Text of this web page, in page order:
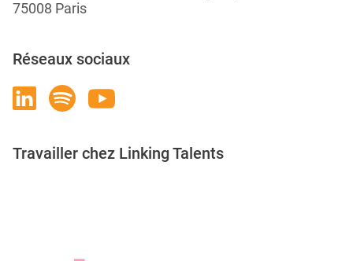
75008 Paris
Réseaux sociaux
Travailler chez Linking Talents